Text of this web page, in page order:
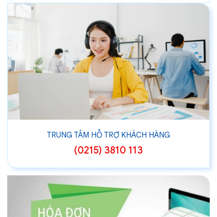
TRUNG TÂM HỖ TRỢ KHÁCH HÀNG
(0215) 3810 113